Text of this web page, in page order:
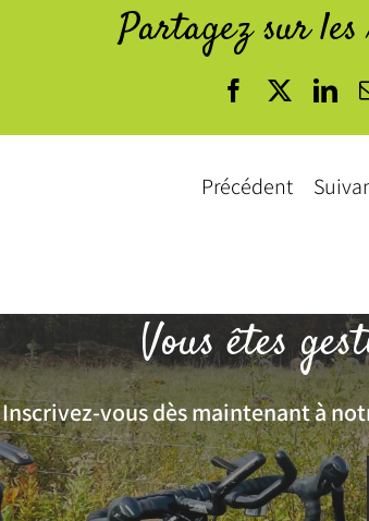
Partagez sur les
Facebook
X
Précédent
Vous êtes
Inscrivez-vous dès maintenant à